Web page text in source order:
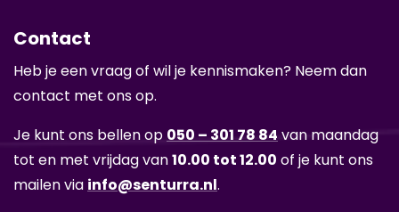
Contact
Heb je een vraag of wil je kennismaken? Neem dan
contact met ons op.
Je kunt ons bellen op 050 – 301 78 84 van maandag
tot en met vrijdag van10.00 tot 12.00 of je kunt ons
mailen via info@senturra.nl.